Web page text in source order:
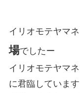
イリオモテヤマネ
場でしたー
イリオモテヤマ
に君臨していま